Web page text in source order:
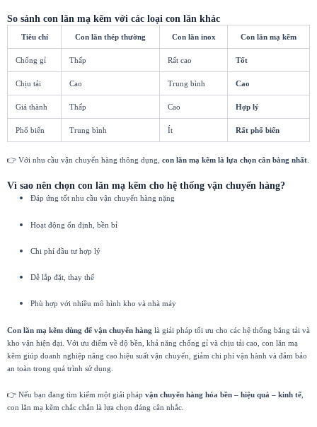
So sánh con lăn mạ kẽm với các loại con lăn khác
Tiêu chí Con lăn thép thường Con lăn inox Con lăn mạ kẽm
Chống gỉ Thấp Rất cao Tốt
Chịu tải Cao Trung bình Cao
Giá thành Thấp Cao Hợp lý
Phổ biến Trung bình Ít Rất phổ biến
👉 Với nhu cầu vận chuyển hàng thông dụng, con lăn mạ kẽm là lựa chọn cân bằng nhất
Vì sao nên chọn con lăn mạ kẽm cho hệ thống vận chuyển hàng?
Đáp ứng tốt nhu cầu vận chuyển hàng nặng
Hoạt động ổn định, bền bỉ
Chi phí đầu tư hợp lý
Dễ lắp đặt, thay thế
Phù hợp với nhiều mô hình kho và nhà máy
Con lăn mạ kẽm dùng để vận chuyển hàng là giải pháp tối ưu cho các hệ thống băng tải và
kho vận hiện đại. Với ưu điểm về độ bền, khả năng chống gỉ và chịu tải cao, con lăn mạ
kẽm giúp doanh nghiệp nâng cao hiệu suất vận chuyển, giảm chi phí vận hành và đảm bảo
an toàn trong quá trình sử dụng.
👉 Nếu bạn đang tìm kiếm một giải pháp vận chuyển hàng hóa bền – hiệu quả – kinh tế,
con lăn mạ kẽm chắc chắn là lựa chọn đáng cân nhắc.